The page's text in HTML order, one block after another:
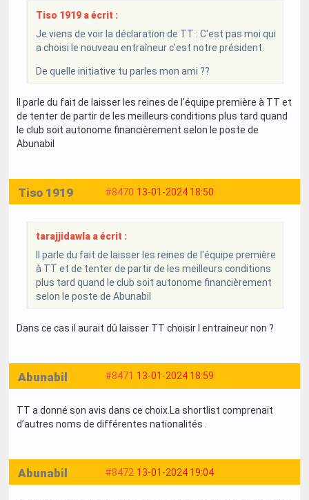
Tiso 1919 a écrit :
Je viens de voir la déclaration de TT : C'est pas moi qui
a choisi le nouveau entraîneur c'est notre président.
De quelle initiative tu parles mon ami ??
Il parle du fait de laisser les reines de l'équipe première à TT et
de tenter de partir de les meilleurs conditions plus tard quand
le club soit autonome financièrement selon le poste de
Abunabil
#8470 13-01-2024 18:50
Tiso 1919
tarajjidawla a écrit :
Il parle du fait de laisser les reines de l'équipe première
à TT et de tenter de partir de les meilleurs conditions
plus tard quand le club soit autonome financièrement
selon le poste de Abunabil
Dans ce cas il aurait dû laisser TT choisir l entraineur non ?
#8471 13-01-2024 18:59
Abunabil
TT a donné son avis dans ce choix.La shortlist comprenait
d’autres noms de différentes nationalités .
#8472 13-01-2024 19:04
Abunabil